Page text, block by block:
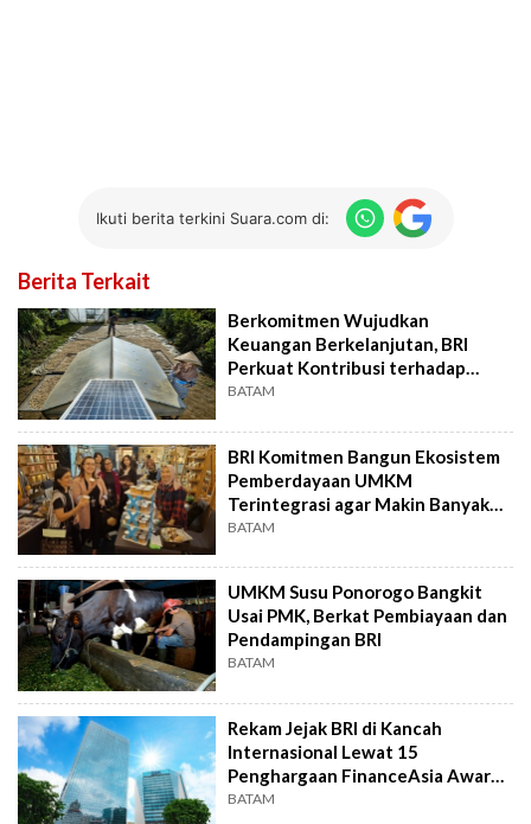
Ikuti berita terkini Suara.com di:
Berita Terkait
Berkomitmen Wujudkan
Keuangan Berkelanjutan, BRI
Perkuat Kontribusi terhadap
SDGs
BATAM
BRI Komitmen Bangun Ekosistem
Pemberdayaan UMKM
Terintegrasi agar Makin Banyak
yang Go Global
BATAM
UMKM Susu Ponorogo Bangkit
Usai PMK, Berkat Pembiayaan dan
Pendampingan BRI
BATAM
Rekam Jejak BRI di Kancah
Internasional Lewat 15
Penghargaan FinanceAsia Awards
2025
BATAM